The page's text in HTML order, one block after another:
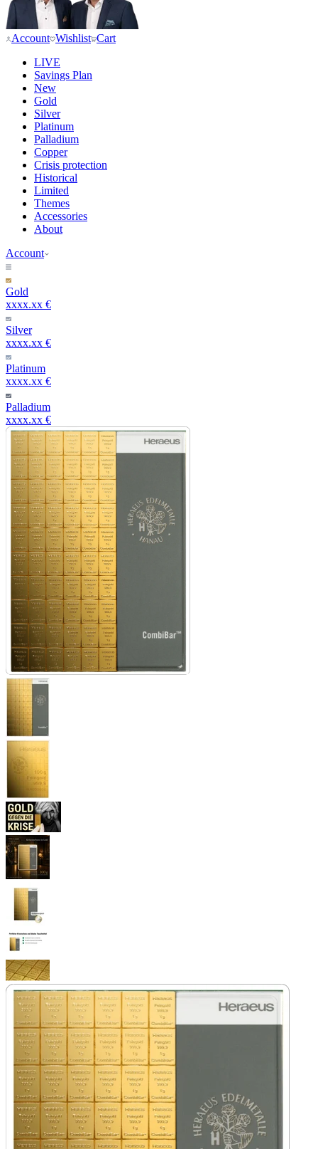
Account Wishlist Cart
LIVE
Savings Plan
New
Gold
Silver
Platinum
Palladium
Copper
Crisis protection
Historical
Limited
Themes
Accessories
About
Account
Gold
xxxx.xx €
Silver
xxxx.xx €
Platinum
xxxx.xx €
Palladium
xxxx.xx €